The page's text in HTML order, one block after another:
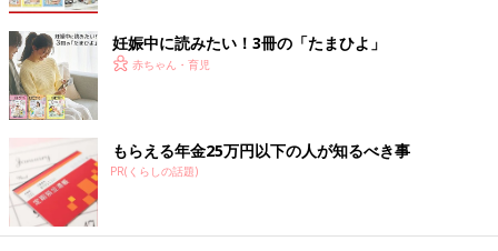
妊娠中に読みたい！3冊の「たまひよ」
赤ちゃん・育児
もらえる年金25万円以下の人が知るべき事
PR(くらしの話題)